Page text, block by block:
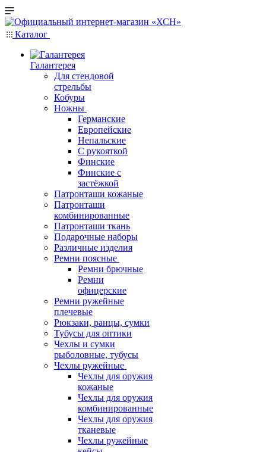
Каталог
Галантерея
Для стендовой
стрельбы
Кобуры
Ножны
Германские
Европейские
Непальские
С рукояткой
Финские
Финские с
застёжкой
Патронташи кожаные
Патронташи
комбинированные
Патронташи ткань
Подарочные наборы
Различные изделия
Ремни поясные
Ремни брючные
Ремни
офицерские
Ремни ружейные
плечевые
Рюкзаки, ранцы, сумки
Тубусы для оптики
Чехлы и сумки
рыболовные, тубусы
Чехлы ружейные
Чехлы для оружия
кожаные
Чехлы для оружия
комбинированные
Чехлы для оружия
тканевые
Чехлы ружейные